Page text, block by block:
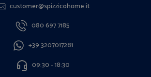
customer@spizzicohome.it
080 697 7185
+39 3207017281
09:30 - 18:30